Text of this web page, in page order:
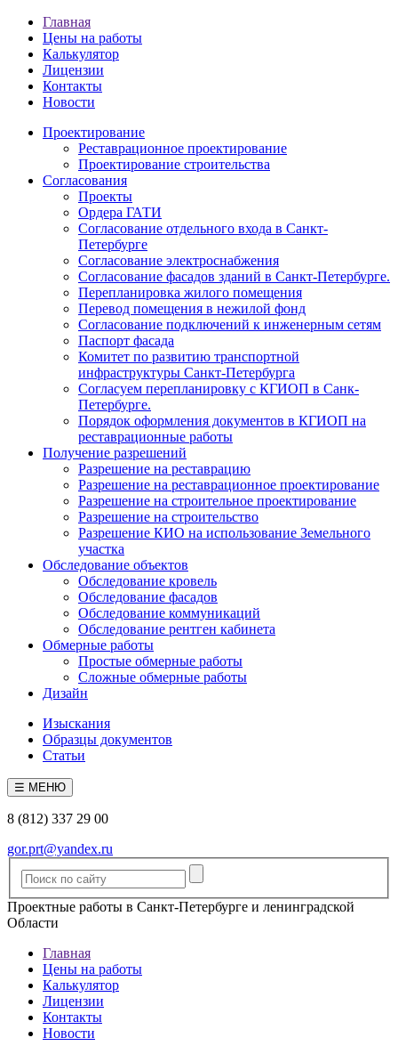
Главная
Цены на работы
Калькулятор
Лицензии
Контакты
Новости
Проектирование
Реставрационное проектирование
Проектирование строительства
Согласования
Проекты
Ордера ГАТИ
Согласование отдельного входа в Санкт-
Петербурге
Согласование электроснабжения
Согласование фасадов зданий в Санкт-Петербурге.
Перепланировка жилого помещения
Перевод помещения в нежилой фонд
Согласование подключений к инженерным сетям
Паспорт фасада
Комитет по развитию транспортной
инфраструктуры Санкт-Петербурга
Согласуем перепланировку с КГИОП в Санк-
Петербурге.
Порядок оформления документов в КГИОП на
реставрационные работы
Получение разрешений
Разрешение на реставрацию
Разрешение на реставрационное проектирование
Разрешение на строительное проектирование
Разрешение на строительство
Разрешение КИО на использование Земельного
участка
Обследование объектов
Обследование кровель
Обследование фасадов
Обследование коммуникаций
Обследование рентген кабинета
Обмерные работы
Простые обмерные работы
Сложные обмерные работы
Дизайн
Изыскания
Образцы документов
Статьи
☰ МЕНЮ
8 (812) 337 29 00
gor.prt@yandex.ru
Проектные работы в Санкт-Петербурге и ленинградской
Области
Главная
Цены на работы
Калькулятор
Лицензии
Контакты
Новости